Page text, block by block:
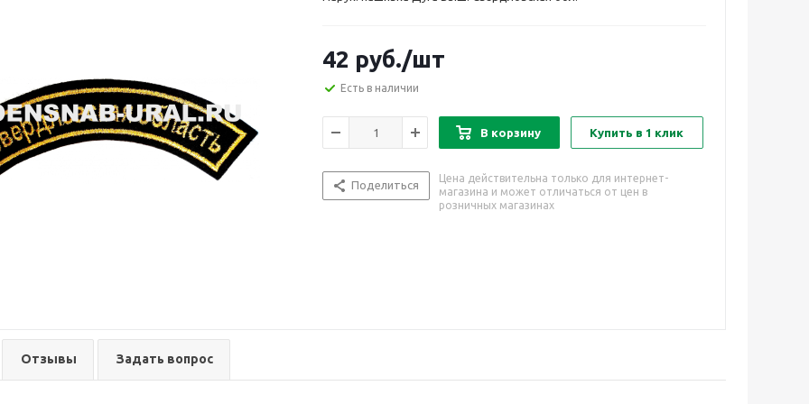
42 руб./шт
Есть в наличии
В корзину Купить в 1 клик
Поделиться
Цена действительна только для интернет-
магазина и может отличаться от цен в
розничных магазинах
Отзывы Задать вопрос